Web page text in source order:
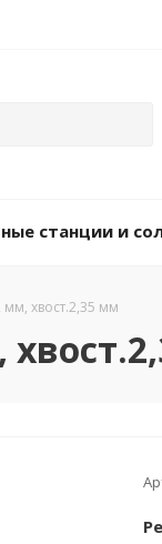
станции и
хвост.2,35 мм